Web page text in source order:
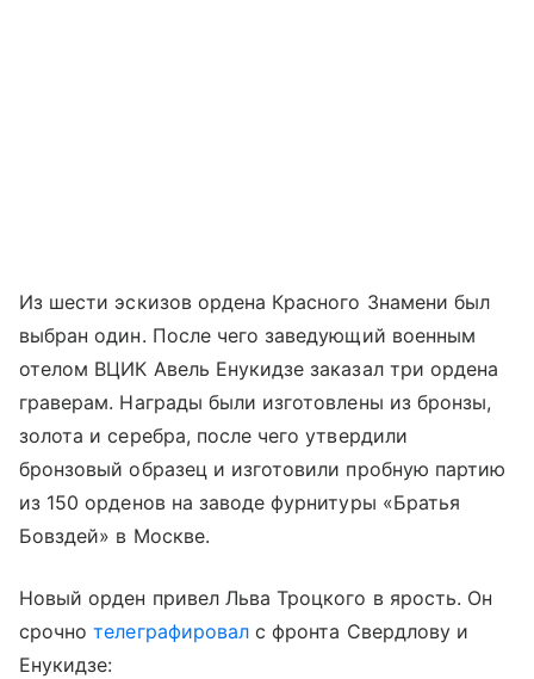
Из шести эскизов ордена Красного Знамени был
выбран один. После чего заведующий военным
отелом ВЦИК Авель Енукидзе заказал три ордена
граверам. Награды были изготовлены из бронзы,
золота и серебра, после чего утвердили
бронзовый образец и изготовили пробную партию
из 150 орденов на заводе фурнитуры «Братья
Бовздей» в Москве.
Новый орден привел Льва Троцкого в ярость. Он
срочнотелеграфировал с фронта Свердлову и
Енукидзе: